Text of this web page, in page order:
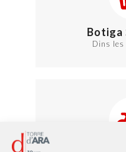
Botiga
Dins